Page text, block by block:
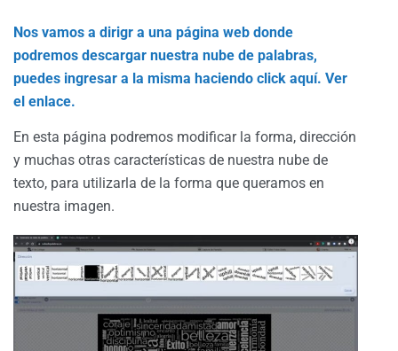
Nos vamos a dirigr a una página web donde
podremos descargar nuestra nube de palabras,
puedes ingresar a la misma haciendo click aquí. Ver
el enlace.
En esta página podremos modificar la forma, dirección
y muchas otras características de nuestra nube de
texto, para utilizarla de la forma que queramos en
nuestra imagen.